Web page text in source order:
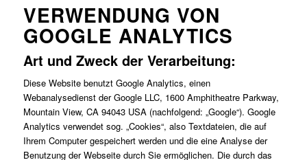
VERWENDUNG VON
GOOGLE ANALYTICS
Art und Zweck der Verarbeitung:
Diese Website benutzt Google Analytics, einen
Webanalysedienst der Google LLC, 1600 Amphitheatre Parkway,
Mountain View, CA 94043 USA (nachfolgend: „Google“). Google
Analytics verwendet sog. „Cookies“, also Textdateien, die auf
Ihrem Computer gespeichert werden und die eine Analyse der
Benutzung der Webseite durch Sie ermöglichen. Die durch das